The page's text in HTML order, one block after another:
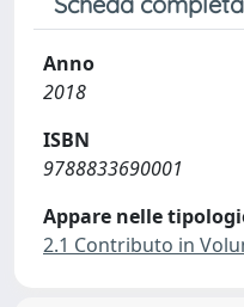
Anno
2018
ISBN
9788833690001
Appare nelle
2.1 Contributo in